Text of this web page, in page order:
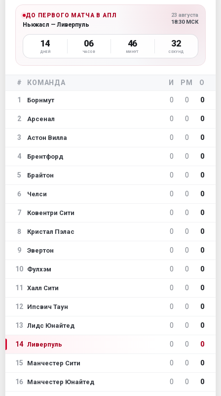
ДО ПЕРВОГО МАТЧА В АПЛ
Ньюкасл — Ливерпуль
23 августа
18:30 МСК
14
ДНЕЙ
06
ЧАСОВ
46
МИНУТ
31
СЕКУНД
# КОМАНДА И РМ О
1 Борнмут 0 0 0
2 Арсенал 0 0 0
3 Астон Вилла 0 0 0
4 Брентфорд 0 0 0
5 Брайтон 0 0 0
6 Челси 0 0 0
7 Ковентри Сити 0 0 0
8 Кристал Пэлас 0 0 0
9 Эвертон 0 0 0
10 Фулхэм 0 0 0
11 Халл Сити 0 0 0
12 Ипсвич Таун 0 0 0
13 Лидс Юнайтед 0 0 0
14 Ливерпуль 0 0 0
15 Манчестер Сити 0 0 0
16 Манчестер Юнайтед 0 0 0